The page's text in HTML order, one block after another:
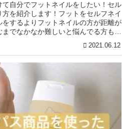
て自分でフットネイルをしたい！セル
方を紹介します！フットをセルフネイ
をするよりフットネイルの方が距離が
でなかなか難しいと悩んでる方も多
2021.06.12